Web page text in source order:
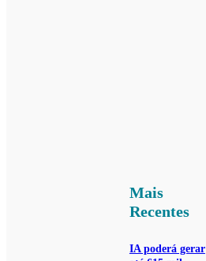
Mais
Recentes
IA poderá gerar